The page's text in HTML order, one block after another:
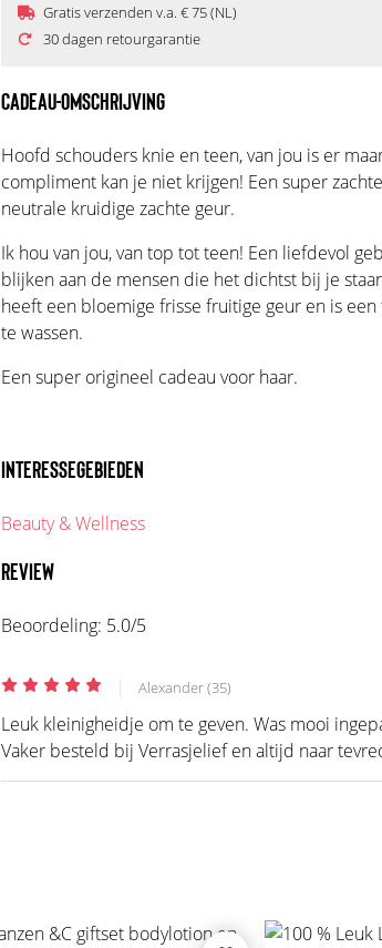
Gratis verzenden v.a. € 75 (NL)
30 dagen retourgarantie
CADEAU-OMSCHRIJVING
Hoofd schouders knie en teen, van jou is er
compliment kan je niet krijgen! Een super
neutrale kruidige zachte geur.
Ik hou van jou, van top tot teen! Een liefdevol
blijken aan de mensen die het dichtst bij je
heeft een bloemige frisse fruitige geur en is
te wassen.
Een super origineel cadeau voor haar.
INTERESSEGEBIEDEN
Beauty & Wellness
REVIEW
Beoordeling: 5.0/5
| Alexander (35)
Leuk kleinigheidje om te geven. Was mooi
Vaker besteld bij Verrasjelief en altijd naar